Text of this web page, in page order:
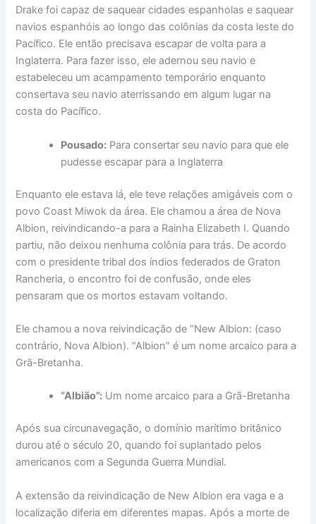
Drake foi capaz de saquear cidades espanholas e saquear
navios espanhóis ao longo das colônias da costa leste do
Pacífico. Ele então precisava escapar de volta para a
Inglaterra. Para fazer isso, ele adernou seu navio e
estabeleceu um acampamento temporário enquanto
consertava seu navio aterrissando em algum lugar na
costa do Pacífico.
Pousado: Para consertar seu navio para que ele
pudesse escapar para a Inglaterra
Enquanto ele estava lá, ele teve relações amigáveis ​​com o
povo Coast Miwok da área. Ele chamou a área de Nova
Albion, reivindicando-a para a Rainha Elizabeth I. Quando
partiu, não deixou nenhuma colônia para trás. De acordo
com o presidente tribal dos índios federados de Graton
Rancheria, o encontro foi de confusão, onde eles
pensaram que os mortos estavam voltando.
Ele chamou a nova reivindicação de “New Albion: (caso
contrário, Nova Albion). “Albion” é um nome arcaico para a
Grã-Bretanha.
“Albião”: Um nome arcaico para a Grã-Bretanha
Após sua circunavegação, o domínio marítimo britânico
durou até o século 20, quando foi suplantado pelos
americanos com a Segunda Guerra Mundial.
A extensão da reivindicação de New Albion era vaga e a
localização diferia em diferentes mapas. Após a morte de